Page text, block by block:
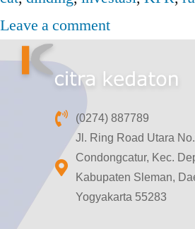
Leave a comment
(0274) 887789
Jl. Ring Road Utara
Condongcatur, Kec.
Kabupaten Sleman,
Yogyakarta 55283